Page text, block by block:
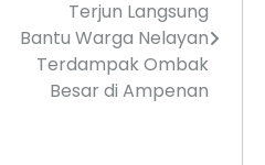
Terjun Langsung
Bantu Warga Nelayan
Terdampak Ombak
Besar di Ampenan